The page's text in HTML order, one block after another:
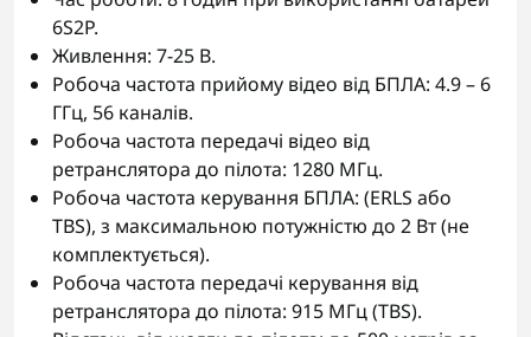
6S2P.
Живлення: 7-25 В.
Робоча частота прийому відео від БПЛА: 4.9 – 6
ГГц, 56 каналів.
Робоча частота передачі відео від
ретранслятора до пілота: 1280 МГц.
Робоча частота керування БПЛА: (ERLS або
TBS), з максимальною потужністю до 2 Вт (не
комплектується).
Робоча частота передачі керування від
ретранслятора до пілота: 915 МГц (TBS).